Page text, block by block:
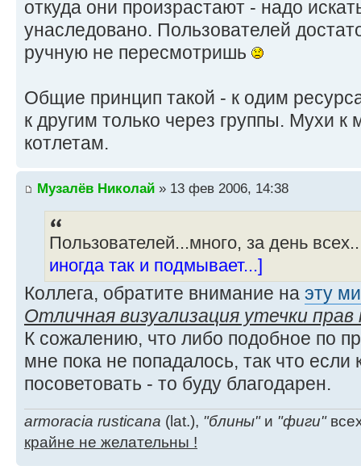
откуда они произрастают - надо
унаследовано. Пользователей
ручную не пересмотришь
Общие принцип такой - к одим
к другим только через группы. Мухи к
котлетам.
Музалёв Николай » 13 фев 2006, 14:38
Пользователей...много, за день
иногда так и подмывает...]
Коллега, обратите внимание на эту
Отличная визуализация утечки
К сожалению, что либо подобное по
мне пока не попадалось, так что если
посоветовать - то буду благодарен.
armoracia rusticana (lat.), "блины"и "фиги"
крайне не желательны !